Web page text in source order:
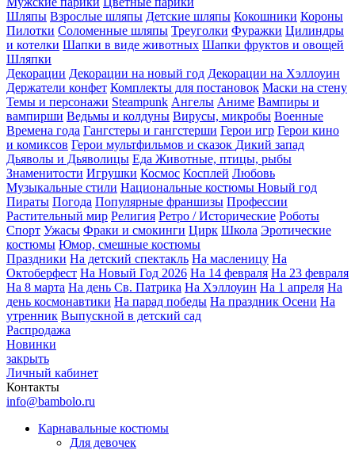
Шляпы Взрослые шляпы Детские шляпы Кокошники Короны
Пилотки Соломенные шляпы Треуголки Фуражки Цилиндры
и котелки Шапки в виде животных Шапки фруктов и овощей
Шляпки
Декорации Декорации на новый год Декорации на Хэллоуин
Держатели конфет Комплекты для постановок Маски на стену
Темы и персонажи Steampunk Ангелы Аниме Вампиры и
вампирши Ведьмы и колдуны Вирусы, микробы Военные
Времена года Гангстеры и гангстерши Герои игр Герои кино
и комиксов Герои мультфильмов и сказок Дикий запад
Дьяволы и Дьяволицы Еда Животные, птицы, рыбы
Знаменитости Игрушки Космос Косплей Любовь
Музыкальные стили Национальные костюмы Новый год
Пираты Погода Популярные франшизы Профессии
Растительный мир Религия Ретро / Исторические Роботы
Спорт Ужасы Фраки и смокинги Цирк Школа Эротические
костюмы Юмор, смешные костюмы
Праздники На детский спектакль На масленицу На
Октоберфест На Новый Год 2026 На 14 февраля На 23 февраля
На 8 марта На день Св. Патрика На Хэллоуин На 1 апреля На
день космонавтики На парад победы На праздник Осени На
утренник Выпускной в детский сад
Распродажа
Новинки
закрыть
Личный кабинет
Контакты
info@bambolo.ru
Карнавальные костюмы
Для девочек